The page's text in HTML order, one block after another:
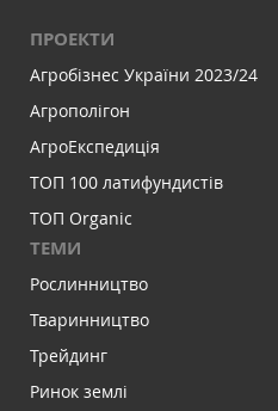
ПРОЕКТИ
Агробізнес України 2023/24
Агрополігон
АгроЕкспедиція
ТОП 100 латифундистів
ТОП Organic
ТЕМИ
Рослинництво
Тваринництво
Трейдинг
Ринок землі